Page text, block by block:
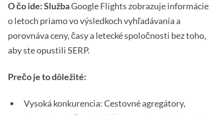
O čo ide: SlužbaGoogle Flights zobrazuje informácie
o letoch priamo vo výsledkoch vyhľadávania a
porovnáva ceny, časy a letecké spoločnosti bez toho,
aby ste opustili SERP.
Prečo je to dôležité:
Vysoká konkurencia: Cestovné agregátory,